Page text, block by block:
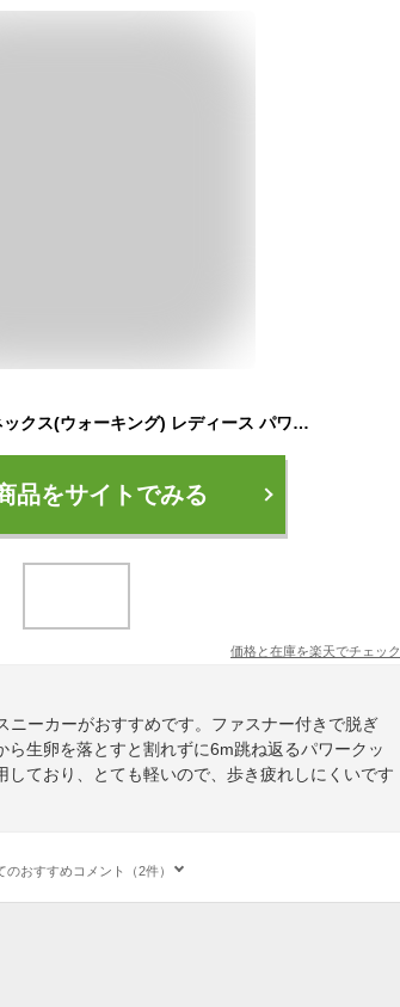
4.5E 幅広 ワイド ヨネックス(ウォーキング) レディース パワークッションLC30W スニーカー 靴 シューズ ウォーキング 旅行 散歩 撥水 ストレッチ ブラック 黒 レッド 赤 ピンク カーキ 送料無料 YONEX SHWLC30W
品をサイトでみる
価格と在庫を楽天でチェック
ニーカーがおすすめです。ファスナー付きで脱ぎ
生卵を落とすと割れずに6m跳ね返るパワークッ
しており、とても軽いので、歩き疲れしにくいです
のおすすめコメント（2件）